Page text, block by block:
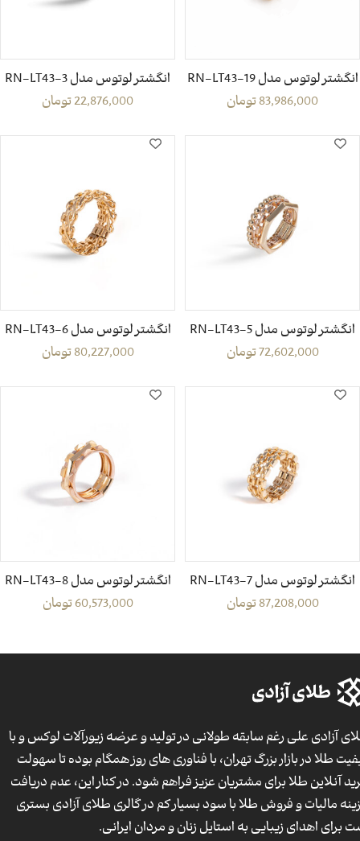
انگشتر لوتوس مدل RN-LT43-19
83,986,000تومان
انگشتر لوتوس مدل RN-LT43-3
22,876,000تومان
انگشتر لوتوس مدل RN-LT43-5
72,602,000تومان
انگشتر لوتوس مدل RN-LT43-6
80,227,000تومان
انگشتر لوتوس مدل RN-LT43-7
87,208,000تومان
انگشتر لوتوس مدل RN-LT43-8
60,573,000تومان
آزادی علی رغم سابقه طولانی در تولید و عرضه زیورآلات لوکس و با
طلا در بازار بزرگ تهران، با فناوری های روز همگام بوده تا سهولت
آنلاین طلا برای مشتریان عزیز فراهم شود. در کنار این، عدم دریافت
مالیات و فروش طلا با سود بسیار کم در گالری طلای آزادی بستری
برای اهدای زیبایی به استایل زنان و مردان ایرانی.